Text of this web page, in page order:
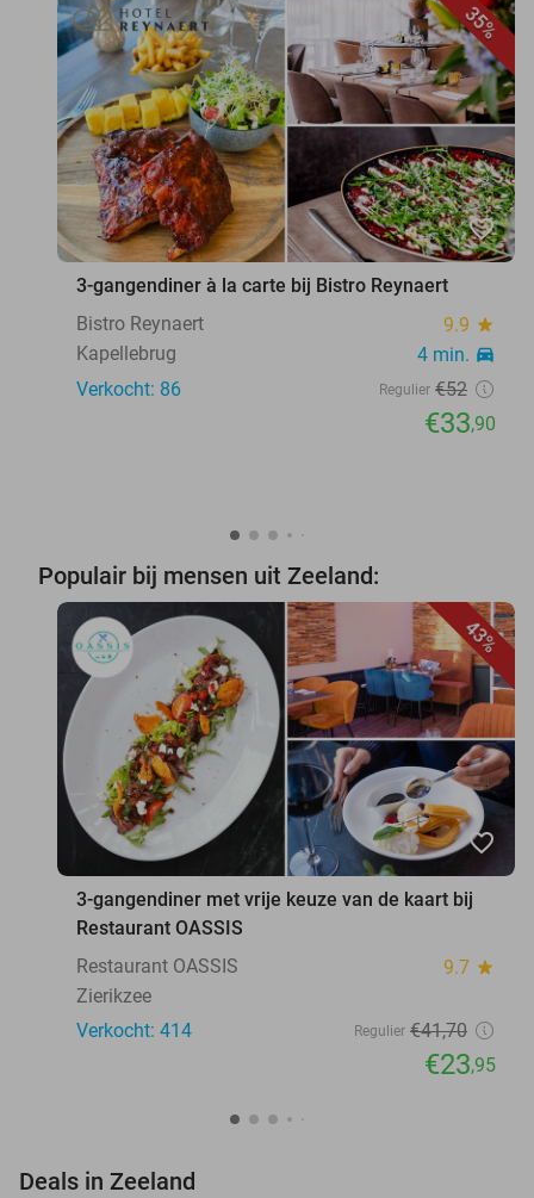
35%
favorite_border
3-gangendiner à la carte bij Bistro Reynaert
Bistro Reynaert
9.9 star
Kapellebrug 4 min. directions_car
Verkocht: 86 Regulier €52
€33,90
Populair bij mensen uit Zeeland:
43%
favorite_border
3-gangendiner met vrije keuze van de kaart bij
Restaurant OASSIS
Restaurant OASSIS
9.7 star
Zierikzee
Verkocht: 414
Regulier €41,70
€23,95
Deals in Zeeland